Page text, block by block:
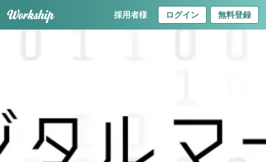
採用者様 ログイン 無料登録